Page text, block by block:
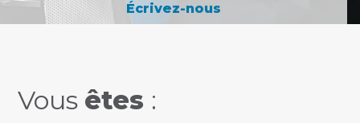
Écrivez-nous
Vous êtes :